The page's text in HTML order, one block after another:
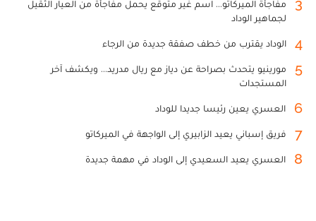
3
مفاجأة الميركاتو... اسم غير متوقع يحمل مفاجأة من العيار الثقيل
لجماهير الوداد
4 الوداد يقترب من خطف صفقة جديدة من الرجاء
5
مورينيو يتحدث بصراحة عن دياز مع ريال مدريد... ويكشف آخر
المستجدات
6 العسري يعين رئيسا جديدا للوداد
7 فريق إسباني يعيد الزابيري إلى الواجهة في الميركاتو
8 العسري يعيد السعيدي إلى الوداد في مهمة جديدة